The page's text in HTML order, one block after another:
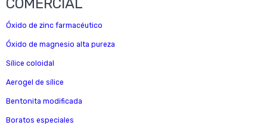
COMERCIAL
Óxido de zinc farmacéutico
Óxido de magnesio alta pureza
Sílice coloidal
Aerogel de sílice
Bentonita modificada
Boratos especiales